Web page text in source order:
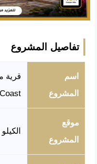
تفاصيل المشروع
اسم
المشروع
قرية
موقع
المشروع
الكيلو 76 الساحل